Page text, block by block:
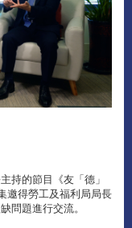
持的節目《友「德」
邀得勞工及福利局局長
問題進行交流。